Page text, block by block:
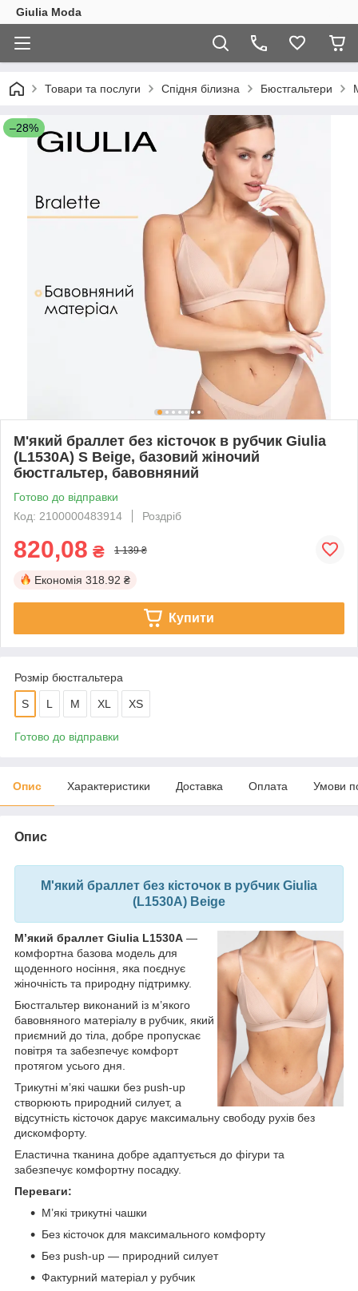
Giulia Moda
Товари та послуги Спідня білизна Бюстгальтери
–28%
М'який браллет без кісточок в рубчик Giulia
(L1530A) S Beige, базовий жіночий
бюстгальтер, бавовняний
Готово до відправки
Код: 2100000483914
Роздріб
820,08 ₴ 1 139 ₴
Економія 318.92 ₴
Купити
Розмір бюстгальтера
S L M XL XS
Готово до відправки
Опис Характеристики Доставка Оплата Умови
Опис
М'який браллет без кісточок в рубчик Giulia
(L1530A) Beige
М’який браллет Giulia L1530A —
комфортна базова модель для
щоденного носіння, яка поєднує
жіночність та природну підтримку.
Бюстгальтер виконаний із м’якого
бавовняного матеріалу в рубчик, який
приємний до тіла, добре пропускає
повітря та забезпечує комфорт
протягом усього дня.
Трикутні м’які чашки без push-up
створюють природний силует, а
відсутність кісточок дарує максимальну свободу рухів без
дискомфорту.
Еластична тканина добре адаптується до фігури та
забезпечує комфортну посадку.
Переваги:
М’які трикутні чашки
Без кісточок для максимального комфорту
Без push-up — природний силует
Фактурний матеріал у рубчик